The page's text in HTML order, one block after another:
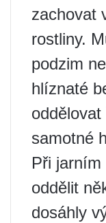
zachovat
rostliny.
podzim
hlíznaté
samotné
Při
oddělit
dosáhly